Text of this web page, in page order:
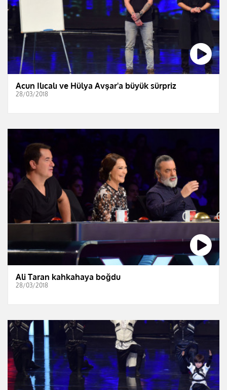
Acun Ilıcalı ve Hülya Avşar'a büyük sürpriz
28/03/2018
Ali Taran kahkahaya boğdu
28/03/2018